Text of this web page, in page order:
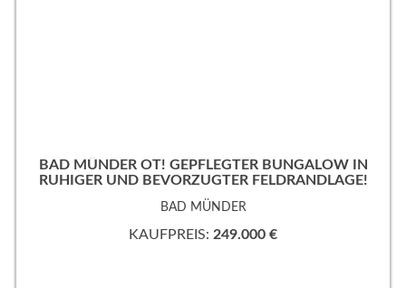
BAD MÜNDER OT! GEPFLEGTER BUNGALOW IN
RUHIGER UND BEVORZUGTER FELDRANDLAGE!
BAD MÜNDER
KAUFPREIS: 249.000 €